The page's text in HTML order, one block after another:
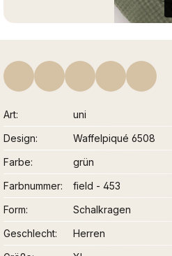
Art
uni
Design
Waffelpiqué 6508
Farbe
grün
Farbnummer
field - 453
Form
Schalkragen
Geschlecht
Herren